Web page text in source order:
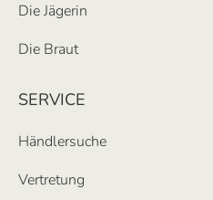
Die Jägerin
Die Braut
SERVICE
Händlersuche
Vertretung